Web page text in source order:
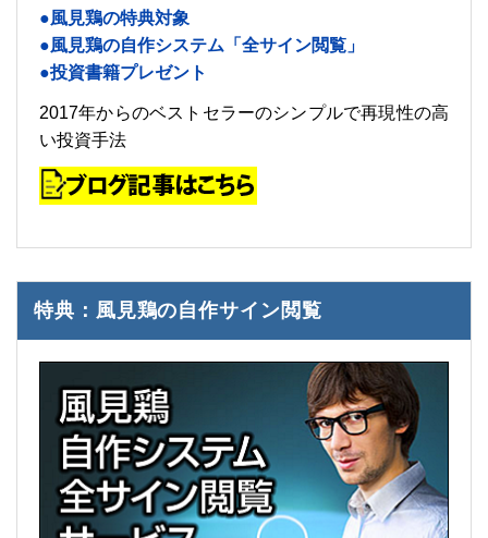
●風見鶏の特典対象
●風見鶏の自作システム「全サイン閲覧」
●投資書籍プレゼント
2017年からのベストセラーのシンプルで再現性の高
い投資手法
特典：風見鶏の自作サイン閲覧